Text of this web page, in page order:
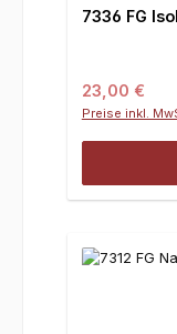
7336 FG
Regulärer
23,00 €
Preise inkl.